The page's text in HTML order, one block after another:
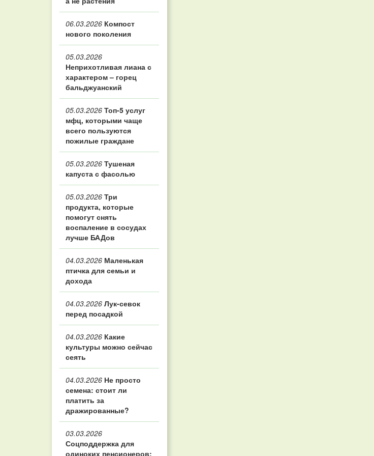
06.03.2026 Компост
нового поколения
05.03.2026
Неприхотливая лиана с
характером – горец
бальджуанский
05.03.2026 Топ‑5 услуг
мфц, которыми чаще
всего пользуются
пожилые граждане
05.03.2026 Тушеная
капуста с фасолью
05.03.2026 Три
продукта, которые
помогут снять
воспаление в сосудах
лучше БАДов
04.03.2026 Маленькая
птичка для семьи и
дохода
04.03.2026 Лук-севок
перед посадкой
04.03.2026 Какие
культуры можно сейчас
сеять
04.03.2026 Не просто
семена: стоит ли
платить за
дражированные?
03.03.2026
Соцподдержка для
одиноких пенсионеров: